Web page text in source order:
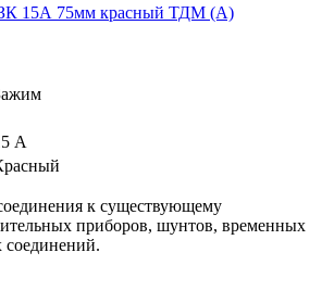
15А 75мм красный ТДМ (А)
А
к существующему
приборов, шунтов, временных
соединений.